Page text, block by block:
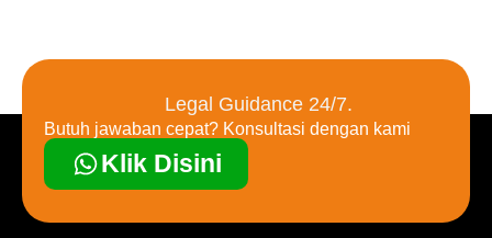
Legal Guidance 24/7.
Butuh jawaban cepat? Konsultasi dengan kami
Klik Disini